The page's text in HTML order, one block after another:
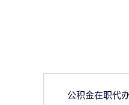
公积金在职代